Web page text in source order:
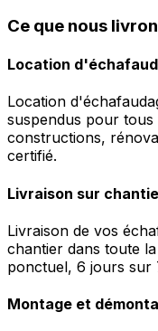
Ce que nous
Location
Location
suspendus pour tous
constructions,
certifié.
Livraison sur
Livraison de vos
chantier dans toute
ponctuel, 6 jours sur
Montage et